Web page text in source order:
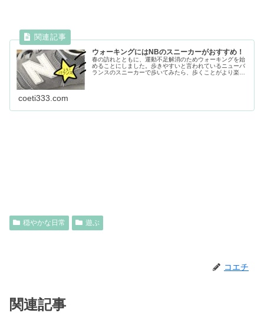
ウォーキングにはNBのスニーカーがおすすめ！
春の訪れとともに、運動不足解消のためウォーキングを始
めることにしました。歩きやすいと言われているニューバ
ランスのスニーカーで歩いてみたら、歩くことがより楽し
coeti333.com
穏やかな日常 遊ぶ
コエチ
関連記事